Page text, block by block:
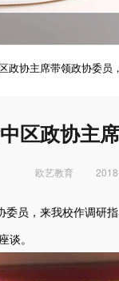
政协主席带领政协委员
区政协主
欧艺教育
委员，来我校作调研
谈。